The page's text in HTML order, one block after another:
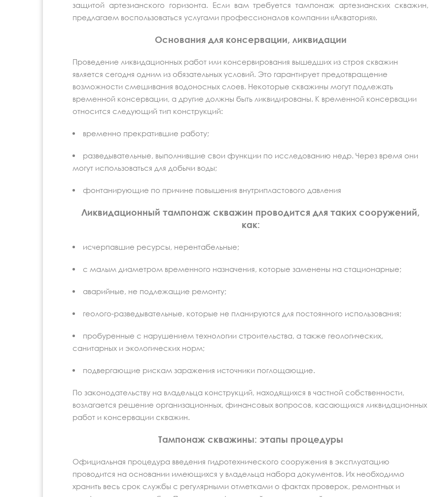
защитой артезианского горизонта. Если вам требуется тампонаж артезианских скважин,
предлагаем воспользоваться услугами профессионалов компании «Акватория».
Основания для консервации, ликвидации
Проведение ликвидационных работ или консервирования вышедших из строя скважин
является сегодня одним из обязательных условий. Это гарантирует предотвращение
возможности смешивания водоносных слоев. Некоторые скважины могут подлежать
временной консервации, а другие должны быть ликвидированы. К временной консервации
относится следующий тип конструкций:
временно прекратившие работу;
разведывательные, выполнившие свои функции по исследованию недр. Через время они
могут использоваться для добычи воды;
фонтанирующие по причине повышения внутрипластового давления
Ликвидационный тампонаж скважин проводится для таких сооружений,
как:
исчерпавшие ресурсы, нерентабельные;
с малым диаметром временного назначения, которые заменены на стационарные;
аварийные, не подлежащие ремонту;
геолого-разведывательные, которые не планируются для постоянного использования;
пробуренные с нарушением технологии строительства, а также геологических,
санитарных и экологических норм;
подвергающие рискам заражения источники поглощающие.
По законодательству на владельца конструкций, находящихся в частной собственности,
возлагается решение организационных, финансовых вопросов, касающихся ликвидационных
работ и консервации скважин.
Тампонаж скважины: этапы процедуры
Официальная процедура введения гидротехнического сооружения в эксплуатацию
проводится на основании имеющихся у владельца набора документов. Их необходимо
хранить весь срок службы с регулярными отметками о фактах проверок, ремонтных и